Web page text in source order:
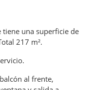
una superficie de
217 m².
al frente,